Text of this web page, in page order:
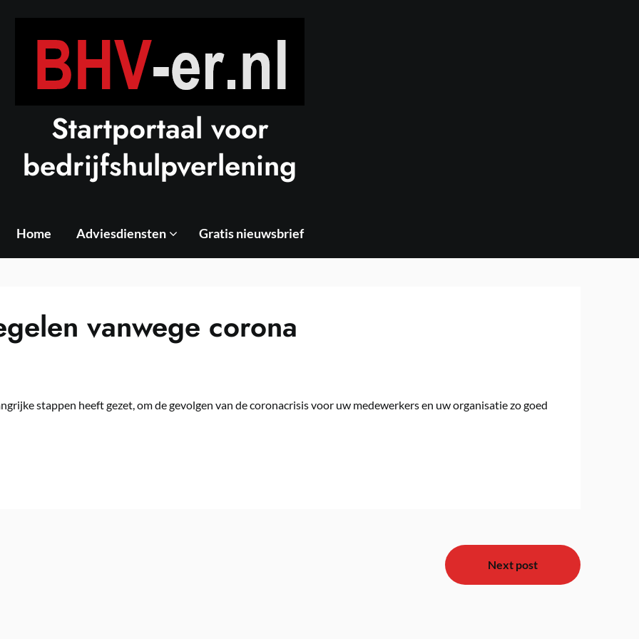
Startportaal voor
bedrijfshulpverlening
Home Adviesdiensten Gratis nieuwsbrief
vanwege corona
stappen heeft gezet, om de gevolgen van de coronacrisis voor uw medewerkers en uw organisatie zo goed
Next post